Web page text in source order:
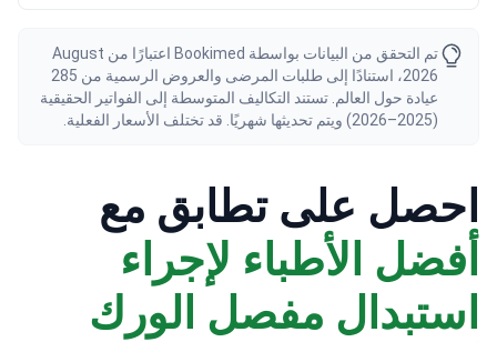
تم التحقق من البيانات بواسطة Bookimed اعتبارًا من August
2026، استنادًا إلى طلبات المرضى والعروض الرسمية من 285
عيادة حول العالم. تستند التكاليف المتوسطة إلى الفواتير الحقيقية
(2025–2026) ويتم تحديثها شهريًا. قد تختلف الأسعار الفعلية.
احصل على تطابق مع
أفضل الأطباء لإجراء
استبدال مفصل الورك